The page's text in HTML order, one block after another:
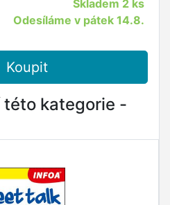
Skladem 2 ks
Odesíláme v pátek 14.8.
kategorie -